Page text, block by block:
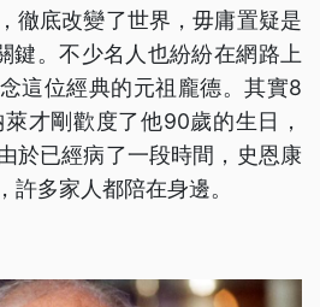
徹底改變了世界，毋庸置疑是
鍵。不少名人也紛紛在網路上
這位經典的元祖龐德。其實8
才剛歡度了他90歲的生日，
於已經病了一段時間，史恩康
許多家人都陪在身邊。